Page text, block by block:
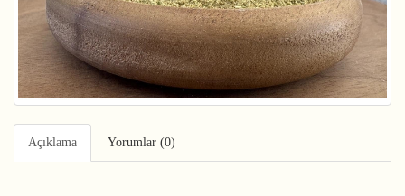
Açıklama Yorumlar (0)